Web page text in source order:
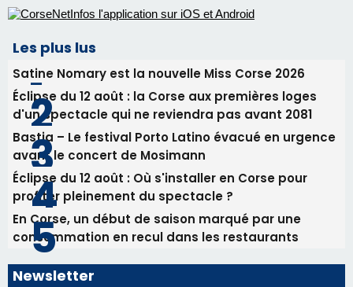
Les plus lus
Satine Nomary est la nouvelle Miss Corse 2026
Éclipse du 12 août : la Corse aux premières loges
d'un spectacle qui ne reviendra pas avant 2081
Bastia – Le festival Porto Latino évacué en urgence
avant le concert de Mosimann
Éclipse du 12 août : Où s'installer en Corse pour
profiter pleinement du spectacle ?
En Corse, un début de saison marqué par une
consommation en recul dans les restaurants
Newsletter